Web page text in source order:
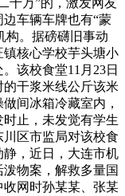
十万”的，激发网友
车辆车牌也有“蒙
构。据磅礴旧事动
镇核心学校芋头塘小
该校食堂11月23日
的干浆米线公斤该米
间冰箱冷藏室内，
止，未发觉有学生
区市监局对该校食
，近日，大连市机
物案，解救多量国
网时孙某某、张某